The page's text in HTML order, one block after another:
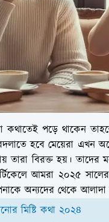
পড়ে থাকেন
হবে মেয়েরা এখন
তারা বিরক্ত হয়।
আমরা ২০২৫ সালের
অন্যদের থেকে
মিষ্টি কথা ২০২৪